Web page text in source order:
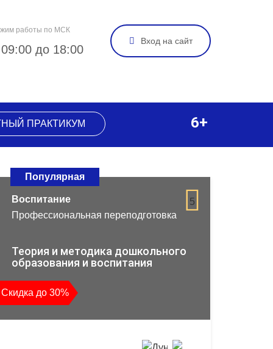
работы по МСК
до 18:00
Вход на сайт
ПРАКТИКУМ 6+
Популярная
5
Воспитание
Профессиональная переподготовка
Теория и методика дошкольного
образования и воспитания
Скидка до 30%